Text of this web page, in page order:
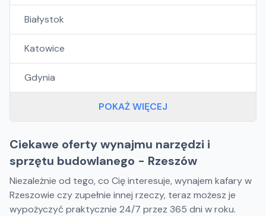
Białystok
Katowice
Gdynia
POKAŻ WIĘCEJ
Ciekawe oferty wynajmu narzędzi i
sprzętu budowlanego - Rzeszów
Niezależnie od tego, co Cię interesuje, wynajem kafary w
Rzeszowie czy zupełnie innej rzeczy, teraz możesz je
wypożyczyć praktycznie 24/7 przez 365 dni w roku.